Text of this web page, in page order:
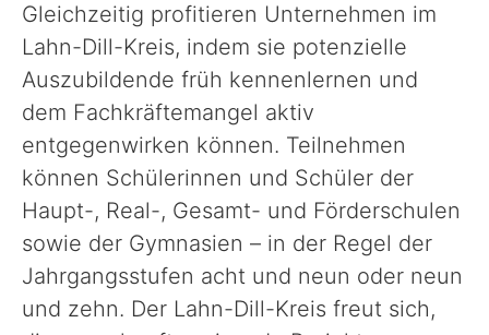
Gleichzeitig profitieren Unternehmen im
Lahn-Dill-Kreis, indem sie potenzielle
Auszubildende früh kennenlernen und
dem Fachkräftemangel aktiv
entgegenwirken können. Teilnehmen
können Schülerinnen und Schüler der
Haupt-, Real-, Gesamt- und Förderschulen
sowie der Gymnasien – in der Regel der
Jahrgangsstufen acht und neun oder neun
und zehn. Der Lahn-Dill-Kreis freut sich,